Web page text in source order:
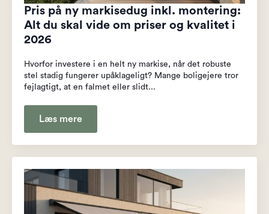
Pris på ny markisedug inkl. montering:
Alt du skal vide om priser og kvalitet i
2026
Hvorfor investere i en helt ny markise, når det robuste
stel stadig fungerer upåklageligt? Mange boligejere tror
fejlagtigt, at en falmet eller slidt...
Læs mere